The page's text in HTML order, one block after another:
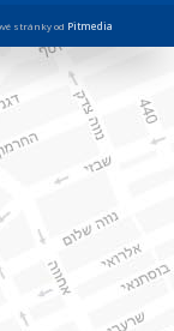
stránky od Pitmedia